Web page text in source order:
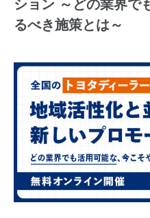
ション ～どの業界で
るべき施策とは～